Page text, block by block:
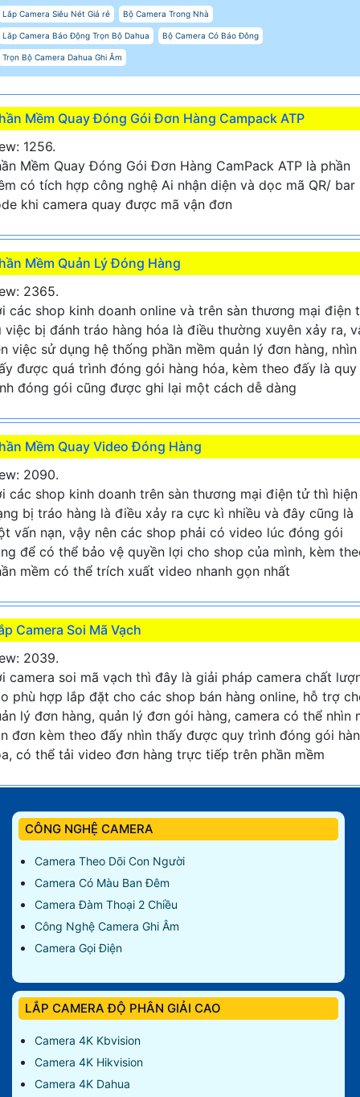
Lắp Camera Siêu Nét Giá rẻ Bộ Camera Trong Nhà
Lắp Camera Báo Động Trọn Bộ Dahua Bộ Camera Có Báo Đông
Trọn Bộ Camera Dahua Ghi Âm
Mềm Quay Đóng Gói Đơn Hàng Campack ATP
1256.
Mềm Quay Đóng Gói Đơn Hàng CamPack ATP là phần
có tích hợp công nghệ Ai nhận diện và dọc mã QR/ bar
khi camera quay được mã vận đơn
Mềm Quản Lý Đóng Hàng
2365.
các shop kinh doanh online và trên sàn thương mại điện
việc bị đánh tráo hàng hóa là điều thường xuyên xảy ra,
việc sử dụng hệ thống phần mềm quản lý đơn hàng, nhìn
được quá trình đóng gói hàng hóa, kèm theo đấy là quy
đóng gói cũng được ghi lại một cách dễ dàng
Mềm Quay Video Đóng Hàng
2090.
các shop kinh doanh trên sàn thương mại điện tử thì hiện
bị tráo hàng là điều xảy ra cực kì nhiều và đây cũng là
vấn nạn, vậy nên các shop phải có video lúc đóng gói
để có thể bảo vệ quyền lợi cho shop của mình, kèm
mềm có thể trích xuất video nhanh gọn nhất
Camera Soi Mã Vạch
2039.
camera soi mã vạch thì đây là giải pháp camera chất
phù hợp lắp đặt cho các shop bán hàng online, hỗ trợ
lý đơn hàng, quản lý đơn gói hàng, camera có thể nhìn
đơn kèm theo đấy nhìn thấy được quy trình đóng gói
có thể tải video đơn hàng trực tiếp trên phần mềm
CÔNG NGHỆ CAMERA
Camera Theo Dõi Con Người
Camera Có Màu Ban Đêm
Camera Đàm Thoại 2 Chiều
Công Nghệ Camera Ghi Âm
Camera Gọi Điện
LẮP CAMERA ĐỘ PHÂN GIẢI CAO
Camera 4K Kbvision
Camera 4K Hikvision
Camera 4K Dahua